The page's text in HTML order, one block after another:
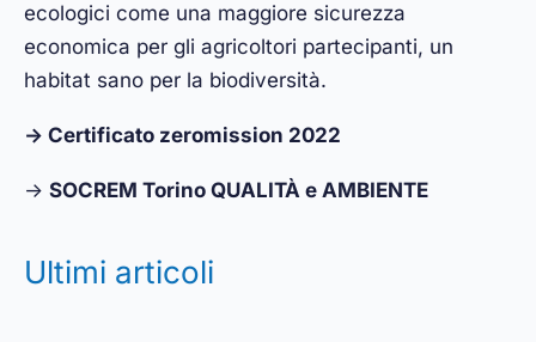
ecologici come una maggiore sicurezza
economica per gli agricoltori partecipanti, un
habitat sano per la biodiversità.
-> Certificato zeromission 2022
-> SOCREM Torino QUALITÀ e AMBIENTE
Ultimi articoli